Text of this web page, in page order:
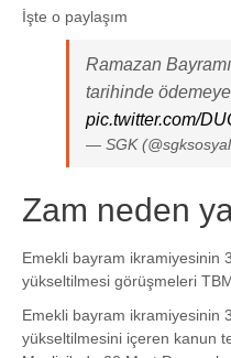
İşte o paylaşım
Ramazan
tarihinde
pic.twitter.com/
— SGK
Zam neden
Emekli bayram ikramiyesinin
yükseltilmesi görüşmeleri
Emekli bayram ikramiyesinin
yükseltilmesini içeren kanun